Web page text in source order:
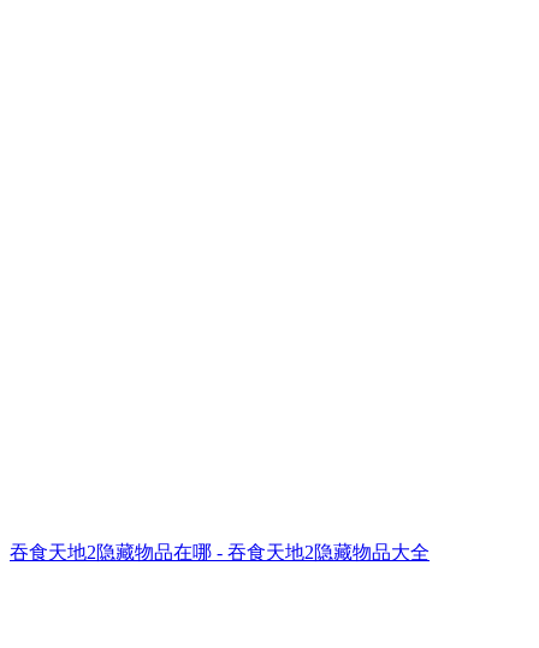
吞食天地2隐藏物品在哪 - 吞食天地2隐藏物品大全